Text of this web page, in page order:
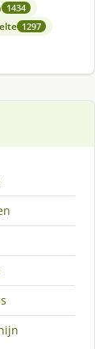
1434
1297